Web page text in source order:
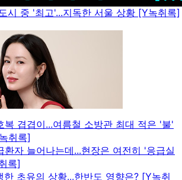
시 중 '최고'...지독한 서울 상황 [Y녹취록]
복 겹겹이...여름철 소방관 최대 적은 '불'
취록]
환자 늘어나는데...현장은 여전히 '응급실
록]
초유의 상황...한반도 영향은? [Y녹취